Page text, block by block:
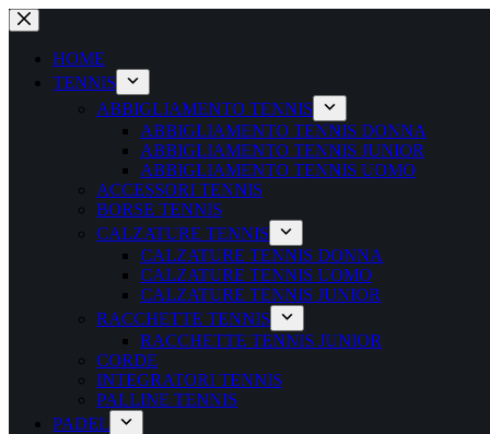
Salta
al
contenutoHOME
TENNIS
ABBIGLIAMENTO TENNIS
ABBIGLIAMENTO TENNIS DONNA
ABBIGLIAMENTO TENNIS JUNIOR
ABBIGLIAMENTO TENNIS UOMO
ACCESSORI TENNIS
BORSE TENNIS
CALZATURE TENNIS
CALZATURE TENNIS DONNA
CALZATURE TENNIS UOMO
CALZATURE TENNIS JUNIOR
RACCHETTE TENNIS
RACCHETTE TENNIS JUNIOR
CORDE
INTEGRATORI TENNIS
PALLINE TENNIS
PADEL